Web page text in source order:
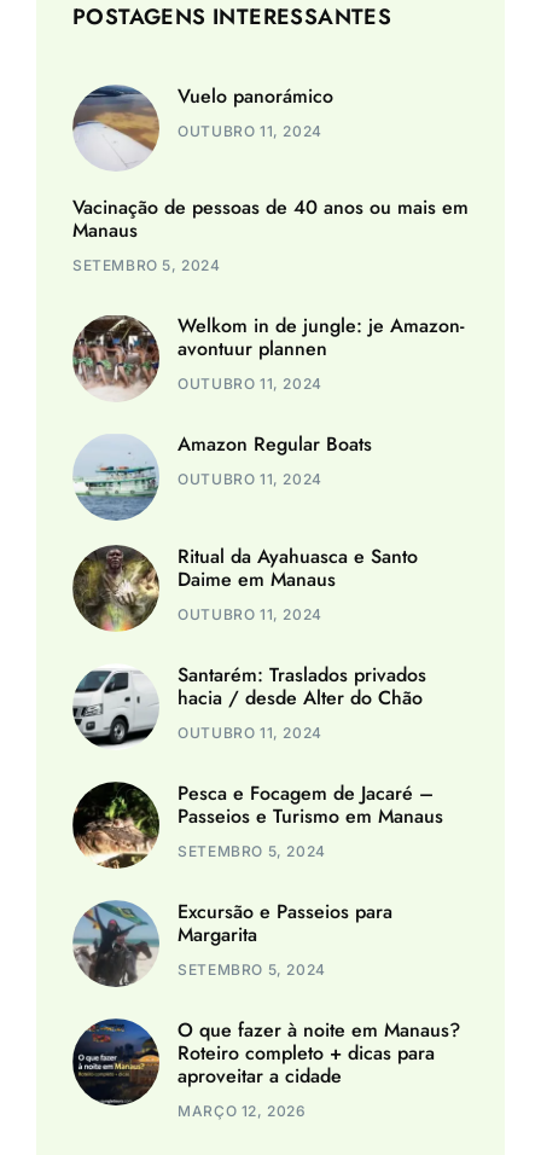
POSTAGENS INTERESSANTES
Vuelo panorámico
OUTUBRO 11, 2024
Vacinação de pessoas de 40 anos ou mais em
Manaus
SETEMBRO 5, 2024
Welkom in de jungle: je Amazon-
avontuur plannen
OUTUBRO 11, 2024
Amazon Regular Boats
OUTUBRO 11, 2024
Ritual da Ayahuasca e Santo
Daime em Manaus
OUTUBRO 11, 2024
Santarém: Traslados privados
hacia / desde Alter do Chão
OUTUBRO 11, 2024
Pesca e Focagem de Jacaré –
Passeios e Turismo em Manaus
SETEMBRO 5, 2024
Excursão e Passeios para
Margarita
SETEMBRO 5, 2024
O que fazer à noite em Manaus?
Roteiro completo + dicas para
aproveitar a cidade
MARÇO 12, 2026